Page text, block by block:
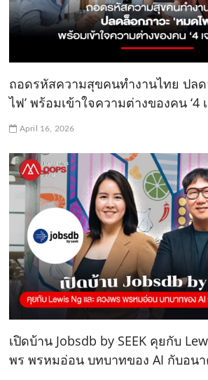
ถอดรหัสความสุขคนทำงานไทย ปลด
ไฟ’ พร้อมเข้าใจความต่างของคน ‘4
April 16, 2026
เปิดบ้าน Jobsdb by SEEK คุยกับ
พร พรหมอ่อน บทบาทของ AI กับอน